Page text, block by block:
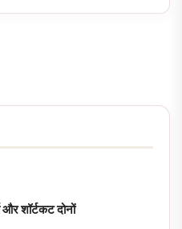
और शॉर्टकट दोनों